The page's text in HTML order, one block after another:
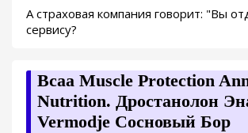
А страховая компания говорит: "Вы
сервису?
Bcaa Muscle Protection
Nutrition. Дростанолон
Vermodje Сосновый Бор